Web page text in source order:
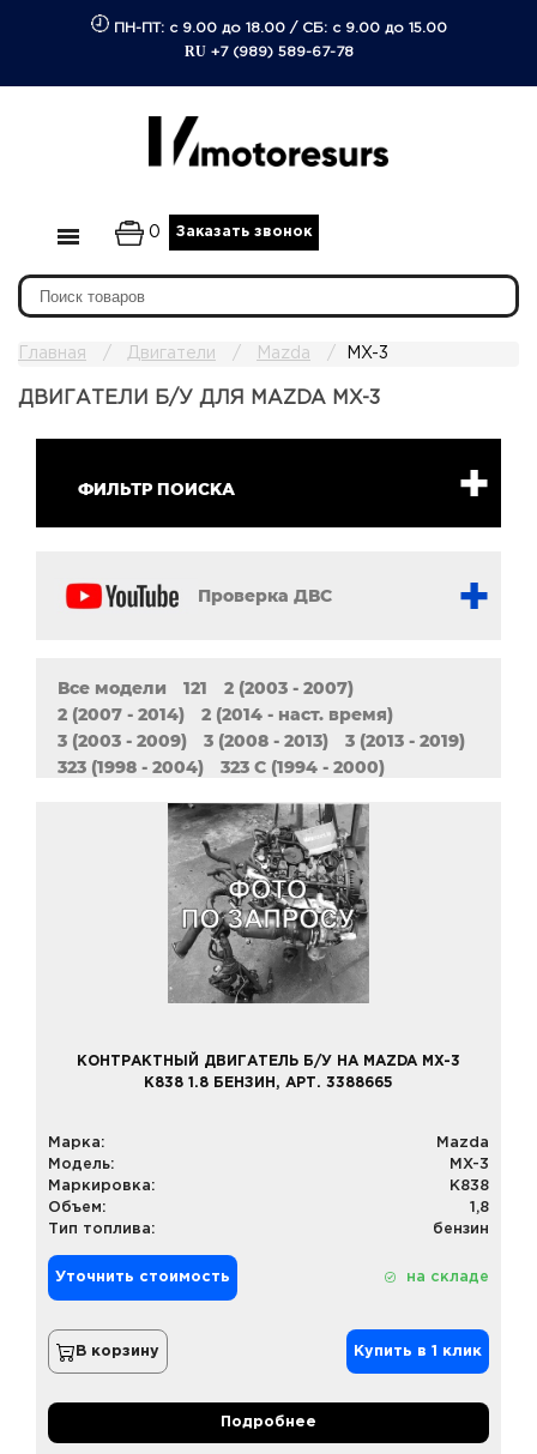
ПН-ПТ: с 9.00 до 18.00/ СБ: с 9.00 до 15.00
RU +7 (989) 589-67-78
0 Заказать звонок
Главная Двигатели Mazda MX-3
ДВИГАТЕЛИ Б/У ДЛЯ MAZDA MX-3
ФИЛЬТР ПОИСКА
Проверка ДВС
Все модели 121
2 (2003 - 2007)
2 (2007 - 2014)
2 (2014 - наст. время)
3 (2003 - 2009)
3 (2008 - 2013)
3 (2013 - 2019)
323 (1998 - 2004)
323 C (1994 - 2000)
323 S (1992 - 2003)
5 (2005 - 2010)
5 (2010 - наст. Время)
6 (2002 - 2008)
6 (2007 - 2012)
6 (2012 - наст. время)
CX-7 CX-9 Demio MPV
Millenia (1994-2002) USA
RX-7 RX-8 Tribute
Verisa
Xedos 9
КОНТРАКТНЫЙ ДВИГАТЕЛЬ Б/У НА MAZDA MX-3
K838 1.8 БЕНЗИН, АРТ. 3388665
Марка:
Mazda
Модель:
MX-3
Маркировка:
K838
Объем:
1,8
Тип топлива:
бензин
Уточнить стоимость на складе
В корзину Купить в 1 клик
Подробнее